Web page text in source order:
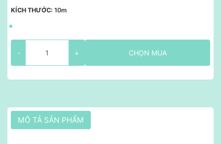
KÍCH THƯỚC: 10m
- + CHỌN MUA
MÔ TẢ SẢN PHẨM